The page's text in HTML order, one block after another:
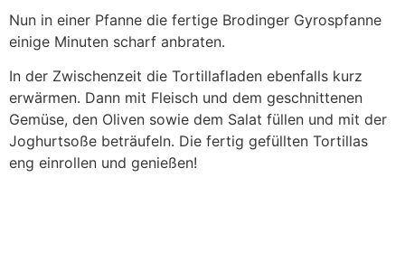
Nun in einer Pfanne die fertige Brodinger Gyrospfanne
einige Minuten scharf anbraten.
In der Zwischenzeit die Tortillafladen ebenfalls kurz
erwärmen. Dann mit Fleisch und dem geschnittenen
Gemüse, den Oliven sowie dem Salat füllen und mit der
Joghurtsoße beträufeln. Die fertig gefüllten Tortillas
eng einrollen und genießen!